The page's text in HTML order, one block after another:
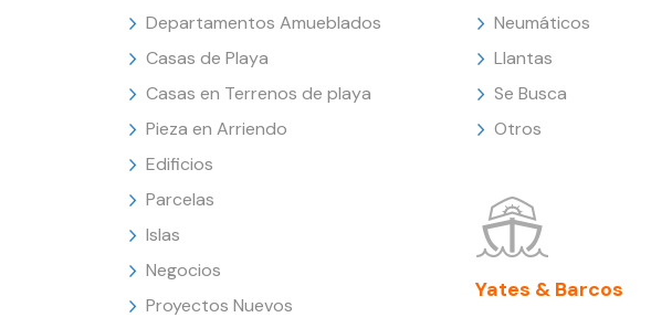
Departamentos Amueblados
Casas de Playa
Casas en Terrenos de playa
Pieza en Arriendo
Edificios
Parcelas
Islas
Negocios
Proyectos Nuevos
Neumáticos
Llantas
Se Busca
Otros
Yates & Barcos